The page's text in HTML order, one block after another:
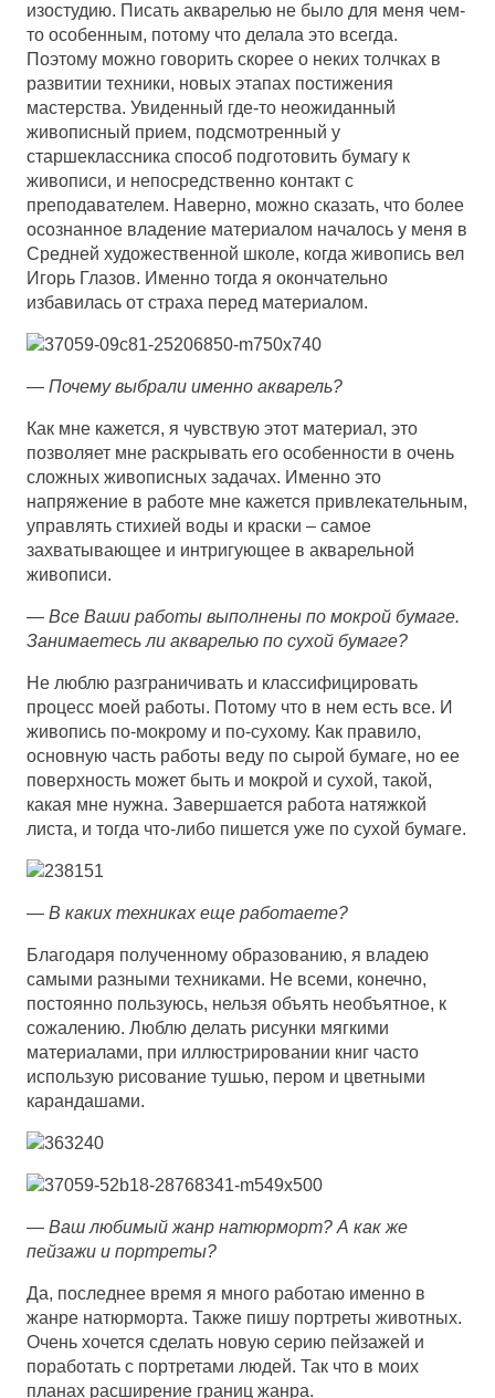
изостудию. Писать акварелью не было для меня чем-
то особенным, потому что делала это всегда.
Поэтому можно говорить скорее о неких толчках в
развитии техники, новых этапах постижения
мастерства. Увиденный где-то неожиданный
живописный прием, подсмотренный у
старшеклассника способ подготовить бумагу к
живописи, и непосредственно контакт с
преподавателем. Наверно, можно сказать, что более
осознанное владение материалом началось у меня в
Средней художественной школе, когда живопись вел
Игорь Глазов. Именно тогда я окончательно
избавилась от страха перед материалом.
—Почему выбрали именно акварель?
Как мне кажется, я чувствую этот материал, это
позволяет мне раскрывать его особенности в очень
сложных живописных задачах. Именно это
напряжение в работе мне кажется привлекательным,
управлять стихией воды и краски – самое
захватывающее и интригующее в акварельной
живописи.
—Все Ваши работы выполнены по мокрой бумаге.
Занимаетесь ли акварелью по сухой бумаге?
Не люблю разграничивать и классифицировать
процесс моей работы. Потому что в нем есть все. И
живопись по-мокрому и по-сухому. Как правило,
основную часть работы веду по сырой бумаге, но ее
поверхность может быть и мокрой и сухой, такой,
какая мне нужна. Завершается работа натяжкой
листа, и тогда что-либо пишется уже по сухой бумаге.
—В каких техниках еще работаете?
Благодаря полученному образованию, я владею
самыми разными техниками. Не всеми, конечно,
постоянно пользуюсь, нельзя объять необъятное, к
сожалению. Люблю делать рисунки мягкими
материалами, при иллюстрировании книг часто
использую рисование тушью, пером и цветными
карандашами.
—Ваш любимый жанр натюрморт? А как же
пейзажи и портреты?
Да, последнее время я много работаю именно в
жанре натюрморта. Также пишу портреты животных.
Очень хочется сделать новую серию пейзажей и
поработать с портретами людей. Так что в моих
планах расширение границ жанра.